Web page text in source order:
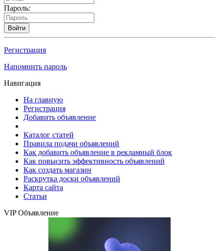
Пароль:
Войти
Регистрация
Напомнить пароль
Навигация
На главную
Регистрация
Добавить объявление
Каталог статей
Правила подачи объявлений
Как добавить объявление в рекламный блок
Как повысить эффективность объявлений
Как создать магазин
Раскрутка доски объявлений
Карта сайта
Статьи
VIP Объявление